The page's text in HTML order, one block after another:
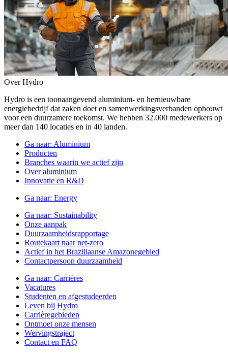
Over Hydro
Hydro is een toonaangevend aluminium- en hernieuwbare
energiebedrijf dat zaken doet en samenwerkingsverbanden opbouwt
voor een duurzamere toekomst. We hebben 32.000 medewerkers op
meer dan 140 locaties en in 40 landen.
Ga naar: Aluminium
Producten
Branches waarin we actief zijn
Over aluminium
Innovatie en R&D
Ga naar: Energy
Ga naar: Sustainability
Onze aanpak
Duurzaamheidsrapportage
Routekaart naar net-zero
Actief in het Braziliaanse Amazonegebied
Contactpersoon duurzaamheid
Ga naar: Carrières
Vacatures
Studenten en afgestudeerden
Leven bij Hydro
Carrièregebieden
Ontmoet onze mensen
Wervingstraject
Contact en FAQ